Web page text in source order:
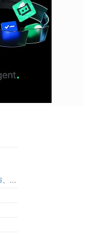
SQL Server 2008 数据库同步的两种方式 （发布、订阅）